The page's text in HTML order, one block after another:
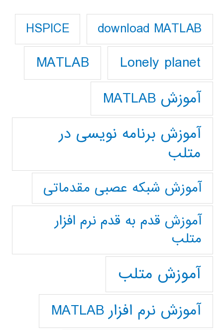
download MATLAB
HSPICE
Lonely planet
MATLAB
آموزش MATLAB
آموزش برنامه نویسی در
متلب
آموزش شبکه عصبی مقدماتی
آموزش قدم به قدم نرم افزار
متلب
آموزش متلب
آموزش نرم افزار MATLAB